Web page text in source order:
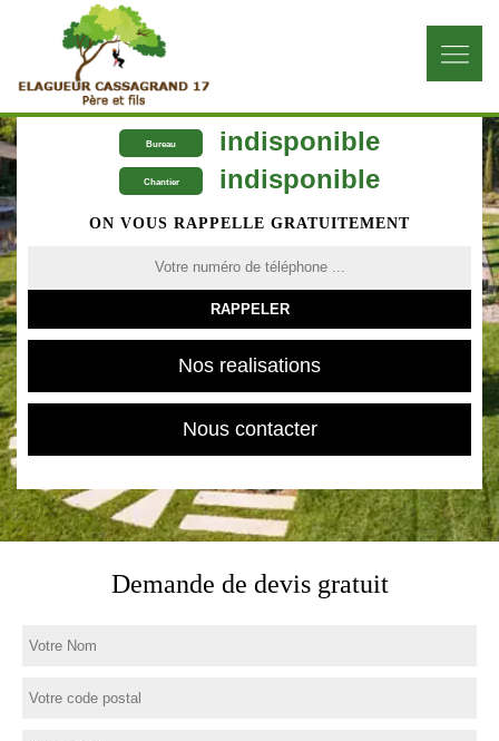
Bureau indisponible
Chantier indisponible
ON VOUS RAPPELLE GRATUITEMENT
Nos realisations
Nous contacter
Demande de devis gratuit